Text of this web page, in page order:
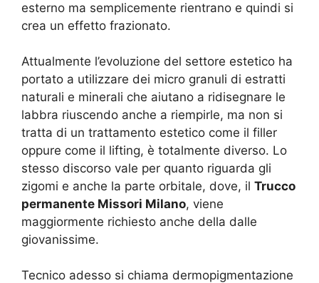
esterno ma semplicemente rientrano e quindi si
crea un effetto frazionato.
Attualmente l’evoluzione del settore estetico ha
portato a utilizzare dei micro granuli di estratti
naturali e minerali che aiutano a ridisegnare le
labbra riuscendo anche a riempirle, ma non si
tratta di un trattamento estetico come il filler
oppure come il lifting, è totalmente diverso. Lo
stesso discorso vale per quanto riguarda gli
zigomi e anche la parte orbitale, dove, il Trucco
permanente Missori Milano, viene
maggiormente richiesto anche della dalle
giovanissime.
Tecnico adesso si chiama dermopigmentazione